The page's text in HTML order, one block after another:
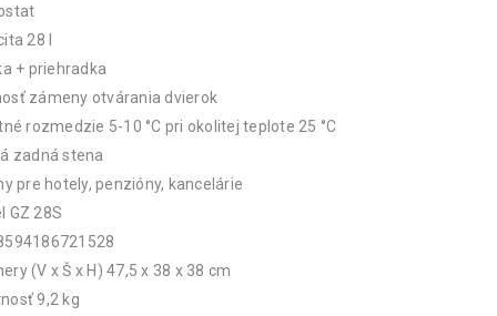
28 l
+ priehradka
zámeny otvárania dvierok
rozmedzie 5-10 °C pri okolitej teplote 25 °C
zadná stena
pre hotely, penzióny, kancelárie
GZ 28S
(V x Š x H) 47,5 x 38 x 38 cm
9,2 kg